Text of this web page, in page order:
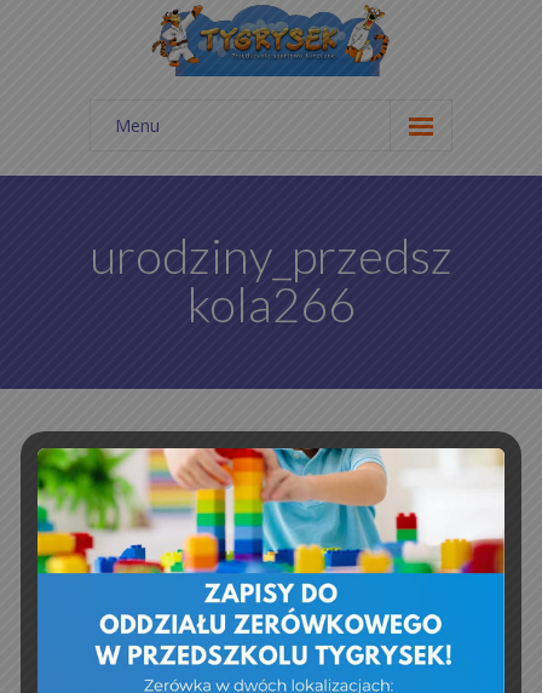
Menu
Start
Galeria zdjęć
O nas
Statut
urodziny_przedsz
kola266